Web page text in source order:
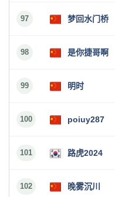
97 梦回水门桥
98 是你捷哥啊
99 明时
100 poiuy287
101 路虎2024
102 晚雾沉川